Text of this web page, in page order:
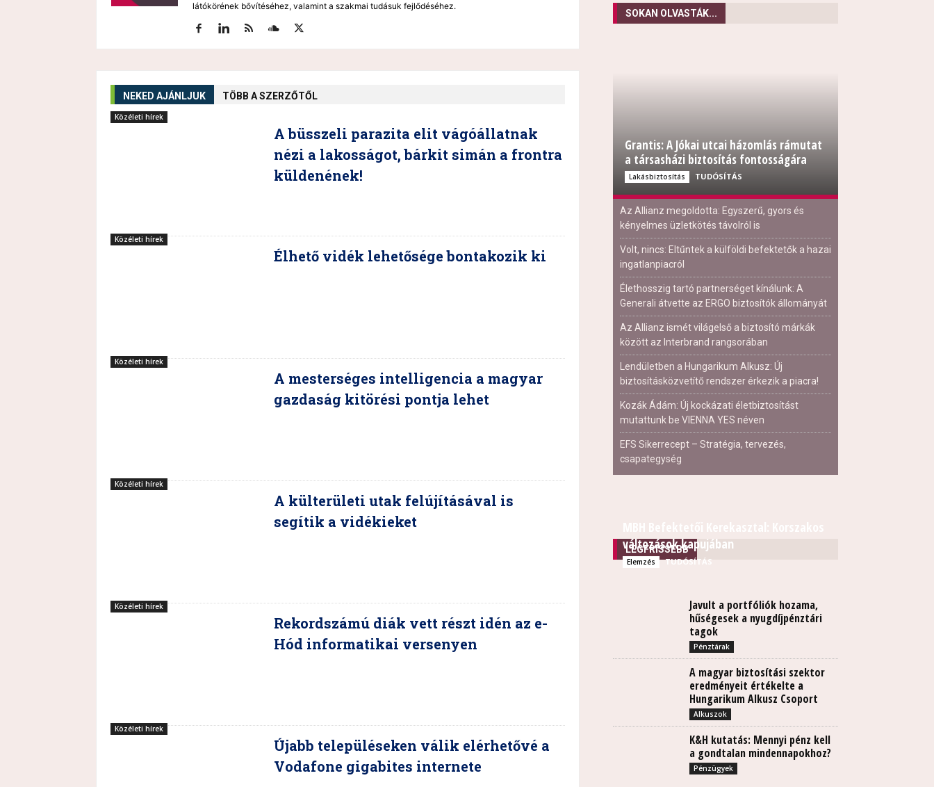
látókörének bővítéséhez, valamint a szakmai tudásuk fejlődéséhez.
NEKED AJÁNLJUK TÖBB A SZERZŐTŐL
Közéleti hírek
A büsszeli parazita elit vágóállatnak
nézi a lakosságot, bárkit simán a frontra
küldenének!
Közéleti hírek
Élhető vidék lehetősége bontakozik ki
Közéleti hírek
A mesterséges intelligencia a magyar
gazdaság kitörési pontja lehet
Közéleti hírek
A külterületi utak felújításával is
segítik a vidékieket
Közéleti hírek
Rekordszámú diák vett részt idén az e-
Hód informatikai versenyen
Közéleti hírek
Újabb településeken válik elérhetővé a
Vodafone gigabites internete
SOKAN OLVASTÁK...
Grantis: A Jókai utcai házomlás rámutat
a társasházi biztosítás fontosságára
Lakásbiztosítás TUDÓSÍTÁS
Az Allianz megoldotta: Egyszerű, gyors és
kényelmes üzletkötés távolról is
Volt, nincs: Eltűntek a külföldi befektetők a hazai
ingatlanpiacról
Élethosszig tartó partnerséget kínálunk: A
Generali átvette az ERGO biztosítók állományát
Az Allianz ismét világelső a biztosító márkák
között az Interbrand rangsorában
Lendületben a Hungarikum Alkusz: Új
biztosításközvetítő rendszer érkezik a piacra!
Kozák Ádám: Új kockázati életbiztosítást
mutattunk be VIENNA YES néven
EFS Sikerrecept – Stratégia, tervezés,
csapategység
LEGFRISSEBB
változások kapujában
Elemzés TUDÓSÍTÁS
Javult a portfóliók hozama,
hűségesek a nyugdíjpénztári
tagok
Pénztárak
A magyar biztosítási szektor
eredményeit értékelte a
Hungarikum Alkusz Csoport
Alkuszok
K&H kutatás: Mennyi pénz kell
a gondtalan mindennapokhoz?
Pénzügyek